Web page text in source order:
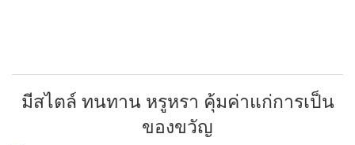
มีสไตล์ ทนทาน หรูหรา คุ้มค่าแก่การเป็น
ของขวัญ